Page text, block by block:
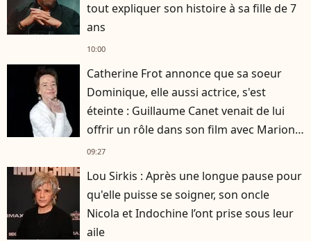
tout expliquer son histoire à sa fille de 7
ans
10:00
Catherine Frot annonce que sa soeur
Dominique, elle aussi actrice, s'est
éteinte : Guillaume Canet venait de lui
offrir un rôle dans son film avec Marion
Cotillard
09:27
Lou Sirkis : Après une longue pause pour
qu'elle puisse se soigner, son oncle
Nicola et Indochine l’ont prise sous leur
aile